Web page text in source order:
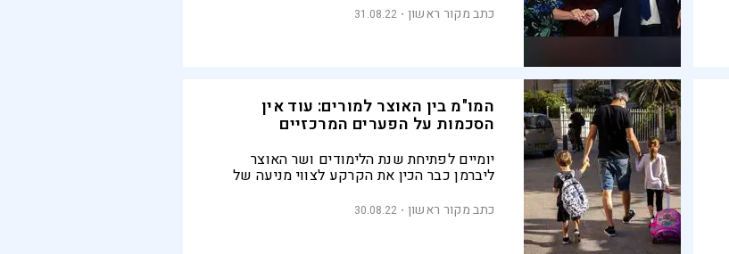
הצדדים. פתיחת שנת הלימודים בתיכונים בזמן
עדיין מוטלת בספק
כתב מקור ראשון 31.08.22
המו"מ בין האוצר למורים: עוד אין
הסכמות על הפערים המרכזיים
יומיים לפתיחת שנת הלימודים ושר האוצר
ליברמן כבר הכין את הקרקע לצווי מניעה של
הלהבות, הצדדים ימשיכו במשא ומתן לתוך
כתב מקור ראשון 30.08.22